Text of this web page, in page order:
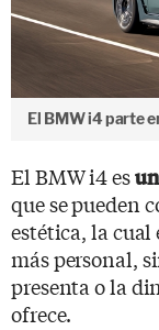
El BMW i4 parte
El BMW i4 es
que se pueden
estética, la
más personal,
presenta o la
ofrece.